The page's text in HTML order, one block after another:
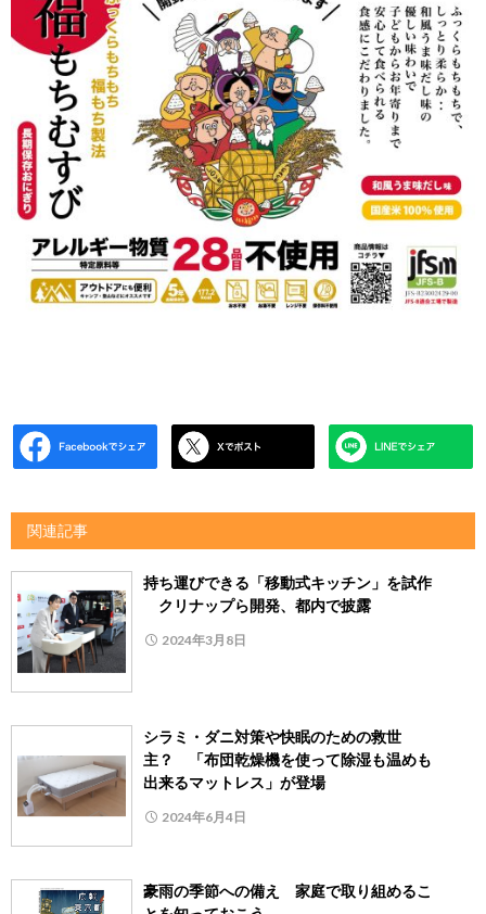
関連記事
持ち運びできる「移動式キッチン」を試作
クリナップら開発、都内で披露
2024年3月8日
シラミ・ダニ対策や快眠のための救世
主？ 「布団乾燥機を使って除湿も温めも
出来るマットレス」が登場
2024年6月4日
豪雨の季節への備え 家庭で取り組めるこ